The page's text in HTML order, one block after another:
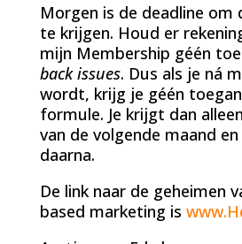
Morgen is de deadline om
te krijgen. Houd er
mijn Membership géén
back issues. Dus als je ná
wordt, krijg je géén
formule. Je krijgt dan
van de volgende maand
daarna.
De link naar de geheimen
based marketing is